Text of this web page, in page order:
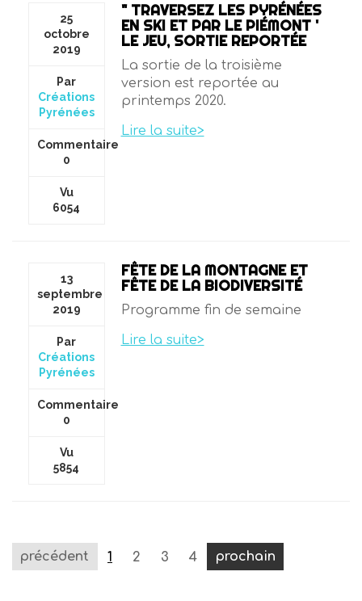
25
octobre
2019
Par
Créations
Pyrénées
Commentaire
0
Vu
6054
" TRAVERSEZ LES PYRÉNÉES
EN SKI ET PAR LE PIÉMONT '
LE JEU, SORTIE REPORTÉE
La sortie de la troisième
version est reportée au
printemps 2020.
Lire la suite>
13
septembre
2019
Par
Créations
Pyrénées
Commentaire
0
Vu
5854
FÊTE DE LA MONTAGNE ET
FÊTE DE LA BIODIVERSITÉ
Programme fin de semaine
Lire la suite>
précédent 1 2 3 4 prochain